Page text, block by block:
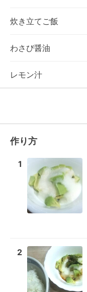
炊き立てご飯
わさび醤油
レモン汁
作り方
1
2